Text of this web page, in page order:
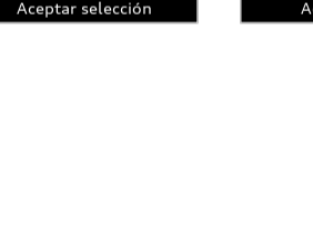
Aceptar selección